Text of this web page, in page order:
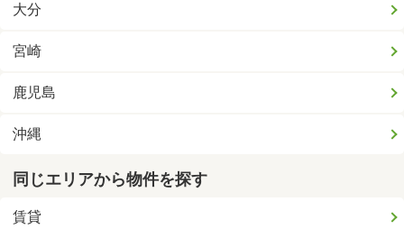
大分
宮崎
鹿児島
沖縄
同じエリアから物件を探す
賃貸